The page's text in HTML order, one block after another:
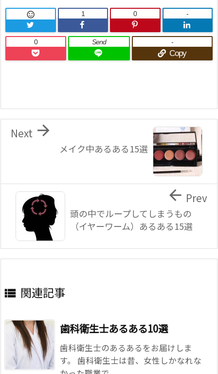
 1 0 -
0 Send
Copy
-
メイク中あるある15選

Next
頭の中でループしてしまうもの
（イヤーワーム）あるある15選
 Prev
 関連記事
歯科衛生士あるある10選
歯科衛生士のあるあるをお届けしま
す。 歯科衛生士は昔、女性しかなれな